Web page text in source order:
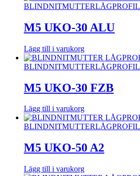
BLINDNITMUTTERLÅGPROFIL
M5 UKO-30 ALU
Lägg till i varukorg
BLINDNITMUTTERLÅGPROFIL
M5 UKO-30 FZB
Lägg till i varukorg
BLINDNITMUTTERLÅGPROFIL
M5 UKO-50 A2
Lägg till i varukorg